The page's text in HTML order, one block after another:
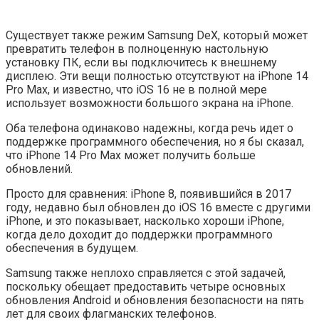
Существует также режим Samsung DeX, который может
превратить телефон в полноценную настольную
установку ПК, если вы подключитесь к внешнему
дисплею. Эти вещи полностью отсутствуют на iPhone 14
Pro Max, и известно, что iOS 16 не в полной мере
использует возможности большого экрана на iPhone.
Оба телефона одинаково надежны, когда речь идет о
поддержке программного обеспечения, но я бы сказал,
что iPhone 14 Pro Max может получить больше
обновлений.
Просто для сравнения: iPhone 8, появившийся в 2017
году, недавно был обновлен до iOS 16 вместе с другими
iPhone, и это показывает, насколько хороши iPhone,
когда дело доходит до поддержки программного
обеспечения в будущем.
Samsung также неплохо справляется с этой задачей,
поскольку обещает предоставить четыре основных
обновления Android и обновления безопасности на пять
лет для своих флагманских телефонов.